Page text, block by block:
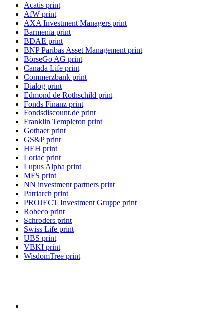
Acatis print
AfW print
AXA Investment Managers print
Barmenia print
BDAE print
BNP Paribas Asset Management print
BörseGo AG print
Canada Life print
Commerzbank print
Dialog print
Edmond de Rothschild print
Fonds Finanz print
Fondsdiscount.de print
Franklin Templeton print
Gothaer print
GS&P print
HEH print
Loriac print
Lupus Alpha print
MFS print
NN investment partners print
Patriarch print
PROJECT Investment Gruppe print
Robeco print
Schroders print
Swiss Life print
UBS print
VBKI print
WisdomTree print